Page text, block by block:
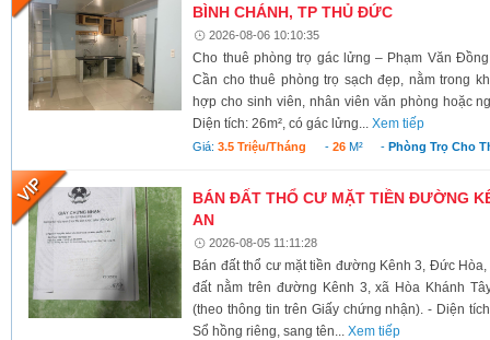
BÌNH CHÁNH, TP THỦ ĐỨC
2026-08-06 10:10:35
Cho thuê phòng trọ gác lửng – Phạm Văn
Cần cho thuê phòng trọ sạch đẹp, nằm trong
hợp cho sinh viên, nhân viên văn phòng hoặc
Diện tích: 26m², có gác lửng...Xem tiếp
Giá:3.5 Triệu/tháng - 26M² -Phòng Trọ Cho
BÁN ĐẤT THỔ CƯ MẶT TIỀN ĐƯỜNG
AN
2026-08-05 11:11:28
Bán đất thổ cư mặt tiền đường Kênh 3, Đức
đất nằm trên đường Kênh 3, xã Hòa Khánh
(theo thông tin trên Giấy chứng nhận). - Diện
Sổ hồng riêng, sang tên...Xem tiếp